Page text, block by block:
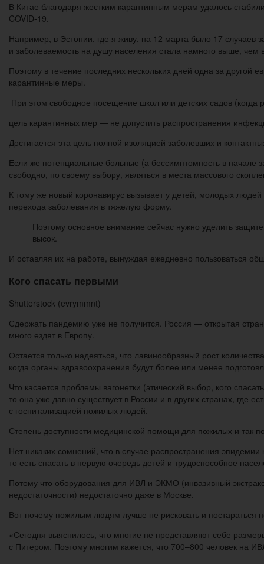
В Китае благодаря жестким карантинным мерам удалось
COVID-19.
Например, в Эстонии, где я живу, на 12 марта было 17 случаев
и заболеваемость на душу населения стала намного выше, чем
Поэтому в течение последних нескольких дней одна за другой
карантинные меры.
При этом свободное посещение школ или детских садов
цель карантинных мер — не допустить распространения
Достигается эта цель полной изоляцией заболевших и
Если же потенциальные больные (а бессимптомность в начале
свободно, по своему выбору, являться в места массового
К тому же новый коронавирус вызывает у детей, молодых
перехода заболевания в тяжелую форму.
Поэтому основное внимание сейчас нужно уделить
высок.
И оставляя их на работе, вынуждая ежедневно пользоваться
Кого спасать первыми
Shutterstock (evrymmnt)
Сдержать пандемию уже не получится. Россия — открытая
много ездят в Европу.
Остается только надеяться, что лавинообразный рост
когда органы здравоохранения будут более или менее
Что касается проблемы вагонетки (этический выбор, кого
то она уже давно существует в России и в других странах, где
с госпитализацией пожилых людей.
Степень доступности медицинской помощи для пожилых и так
Нет никаких сомнений, что в случае распространения
то есть спасать в первую очередь детей и трудоспособное
Потому что оборудования для ИВЛ и ЭКМО (инвазивный
недостаточности) недостаточно даже в Москве.
Вот почему пожилым людям лучше не рисковать и постараться
«Сегодня выяснилось, что многие не представляют себе
с Питером. Поэтому многим кажется, что 700–800 человек на